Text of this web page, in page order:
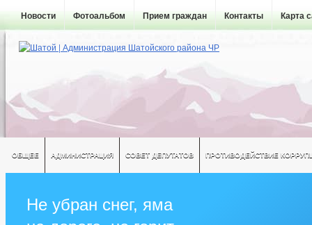
Новости Фотоальбом Прием граждан Контакты Карта
ОБЩЕЕ АДМИНИСТРАЦИЯ СОВЕТ ДЕПУТАТОВ ПРОТИВОДЕЙСТВИЕ
Не убран снег, яма